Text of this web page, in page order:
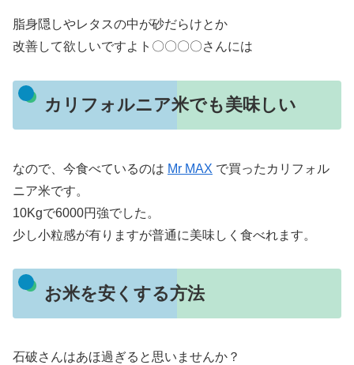
脂身隠しやレタスの中が砂だらけとか
改善して欲しいですよト〇〇〇〇さんには
カリフォルニア米でも美味しい
なので、今食べているのは Mr MAX で買ったカリフォル
ニア米です。
10Kgで6000円強でした。
少し小粒感が有りますが普通に美味しく食べれます。
お米を安くする方法
石破さんはあほ過ぎると思いませんか？